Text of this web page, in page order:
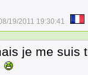
19/2011 19:30:41
je me suis